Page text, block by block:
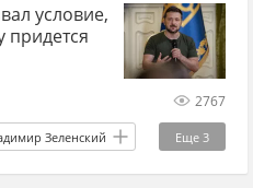
гегемония
условие,
придется
2767
Еще 3
Зеленский